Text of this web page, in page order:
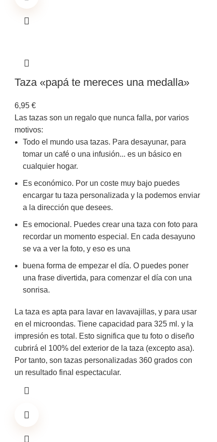
Taza «papá te mereces una medalla»
6,95 €
Las tazas son un regalo que nunca falla, por varios
motivos:
Todo el mundo usa tazas. Para desayunar, para
tomar un café o una infusión... es un básico en
cualquier hogar.
Es económico. Por un coste muy bajo puedes
encargar tu taza personalizada y la podemos enviar
a la dirección que desees.
Es emocional. Puedes crear una taza con foto para
recordar un momento especial. En cada desayuno
se va a ver la foto, y eso es una
buena forma de empezar el día. O puedes poner
una frase divertida, para comenzar el día con una
sonrisa.
La taza es apta para lavar en lavavajillas, y para usar
en el microondas. Tiene capacidad para 325 ml. y la
impresión es total. Esto significa que tu foto o diseño
cubrirá el 100% del exterior de la taza (excepto asa).
Por tanto, son tazas personalizadas 360 grados con
un resultado final espectacular.